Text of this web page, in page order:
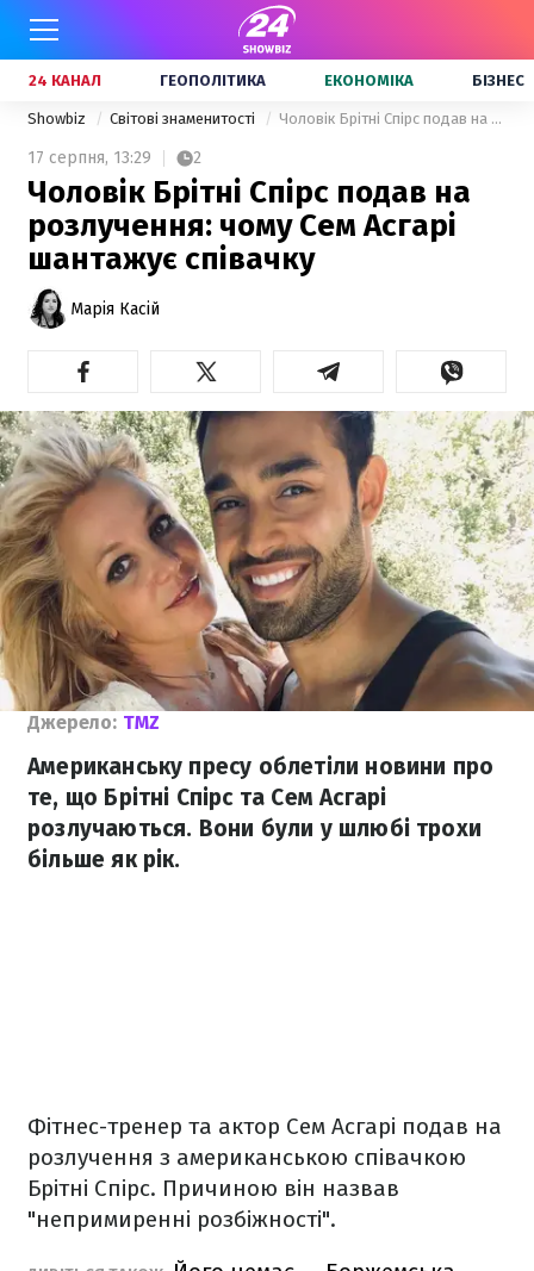
24 КАНАЛ ГЕОПОЛІТИКА ЕКОНОМІКА БІЗНЕС
Showbiz Світові знаменитості Чоловік Брітні Спірс подав на розлучення: чому Сем Асгарі шантажує співачку
17 серпня, 13:29 2
Чоловік Брітні Спірс подав на
розлучення: чому Сем Асгарі
шантажує співачку
Марія Касій
Джерело: TMZ
Американську пресу облетіли новини про
те, що Брітні Спірс та Сем Асгарі
розлучаються. Вони були у шлюбі трохи
більше як рік.
Фітнес-тренер та актор Сем Асгарі подав на
розлучення з американською співачкою
Брітні Спірс. Причиною він назвав
"непримиренні розбіжності".